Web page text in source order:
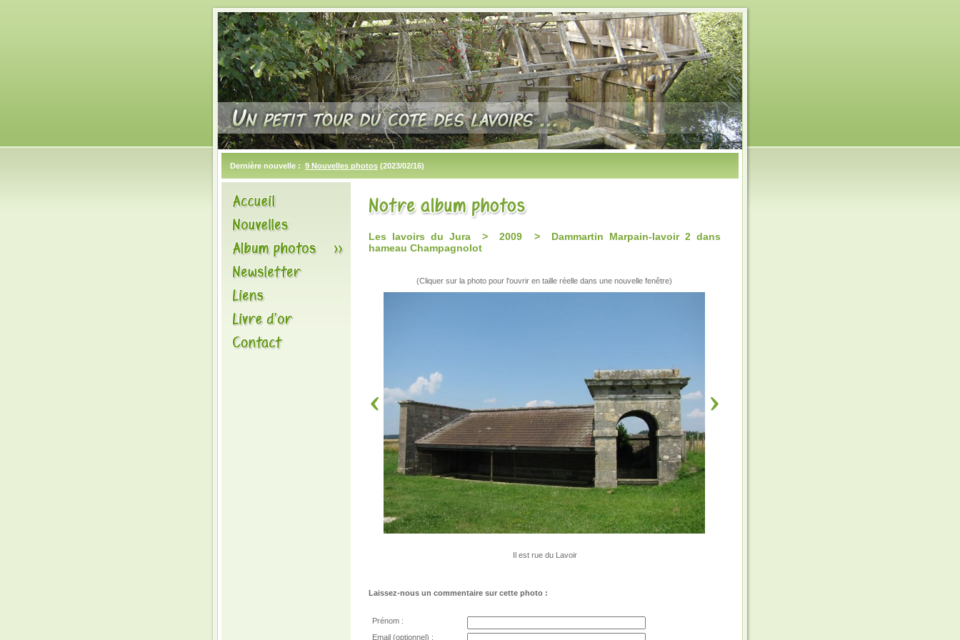
Dernière nouvelle : 9 Nouvelles photos (2023/02/16)
Les lavoirs du Jura > 2009 > Dammartin Marpain-lavoir 2 dans
hameau Champagnolot
(Cliquer sur la photo pour l'ouvrir en taille réelle dans une nouvelle fenêtre)
Il est rue du Lavoir
Laissez-nous un commentaire sur cette photo :
Prénom :
Email (optionnel) :